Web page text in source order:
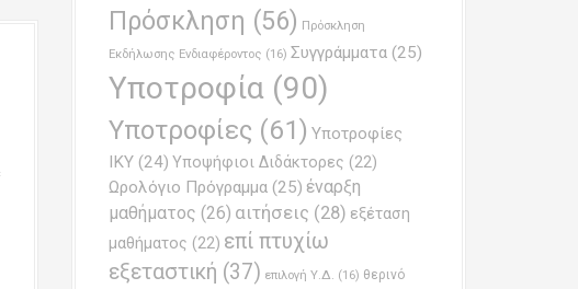
Πρόσκληση (56) Πρόσκληση
Εκδήλωσης Ενδιαφέροντος (16) Συγγράμματα (25)
Υποτροφία (90)
Υποτροφίες (61) Υποτροφίες
ΙΚΥ (24) Υποψήφιοι Διδάκτορες (22)
Ωρολόγιο Πρόγραμμα (25) έναρξη
μαθήματος (26) αιτήσεις (28) εξέταση
μαθήματος (22) επί πτυχίω
εξεταστική (37) επιλογή Υ.Δ. (16) θερινό